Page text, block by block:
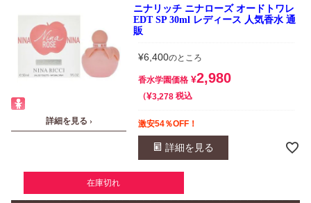
詳細を見る ›
ニナリッチ ニナローズ オードトワレ
EDT SP 30ml レディース 人気香水 通
販
¥6,400のところ
香水学園価格 ¥2,980
¥3,278 税込
激安54％OFF！
詳細を見る
在庫切れ